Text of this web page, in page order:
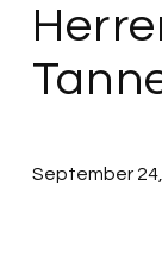
September